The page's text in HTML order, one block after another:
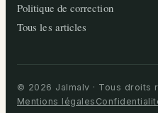
Politique de correction
Tous les articles
© 2026 Jalmalv · Tous droits
Mentions légales